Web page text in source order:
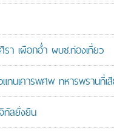
า เผือกอ่ำ ผบช.ท่องเที่ยว
ทนเคารพศพ ทหารพรานที่
ทัลยั่งยืน